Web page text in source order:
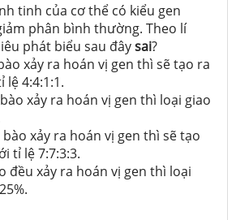
tinh của cơ thể có kiểu gen
phân bình thường. Theo lí
phát biểu sau đâysai?
xảy ra hoán vị gen thì sẽ tạo ra
lệ 4:4:1:1.
xảy ra hoán vị gen thì loại giao
bào xảy ra hoán vị gen thì sẽ tạo
tỉ lệ 7:7:3:3.
đều xảy ra hoán vị gen thì loại